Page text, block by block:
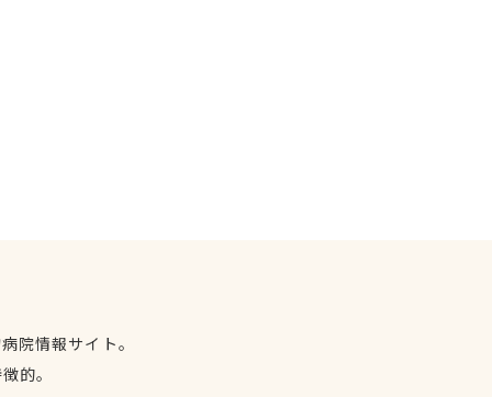
院情報サイト。
的。